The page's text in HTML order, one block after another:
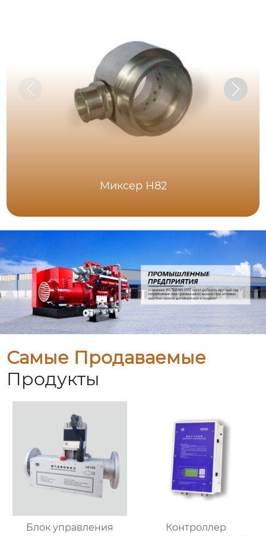
Миксер H82
Самые Продаваемые
Продукты
Блок управления
Контроллер